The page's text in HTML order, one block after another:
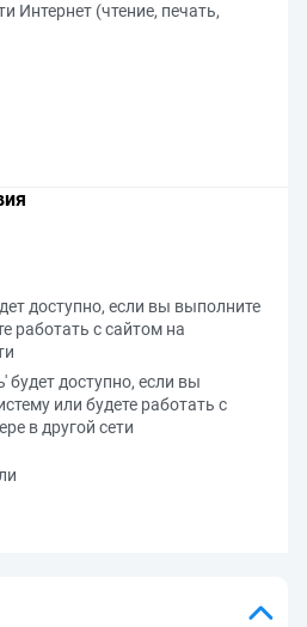
Интернет (чтение, печать,
доступно, если вы выполните
работать с сайтом на
будет доступно, если вы
или будете работать с
в другой сети